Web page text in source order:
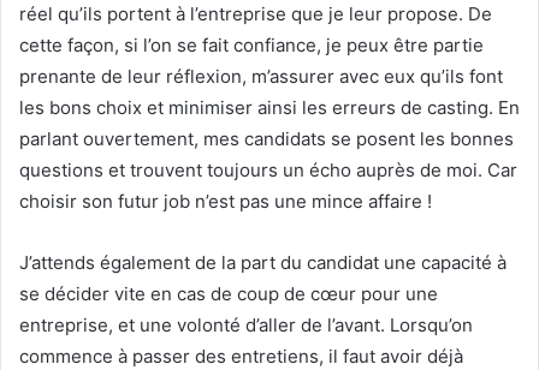
réel qu’ils portent à l’entreprise que je leur propose. De
cette façon, si l’on se fait confiance, je peux être partie
prenante de leur réflexion, m’assurer avec eux qu’ils font
les bons choix et minimiser ainsi les erreurs de casting. En
parlant ouvertement, mes candidats se posent les bonnes
questions et trouvent toujours un écho auprès de moi. Car
choisir son futur job n’est pas une mince affaire !
J’attends également de la part du candidat une capacité à
se décider vite en cas de coup de cœur pour une
entreprise, et une volonté d’aller de l’avant. Lorsqu’on
commence à passer des entretiens, il faut avoir déjà